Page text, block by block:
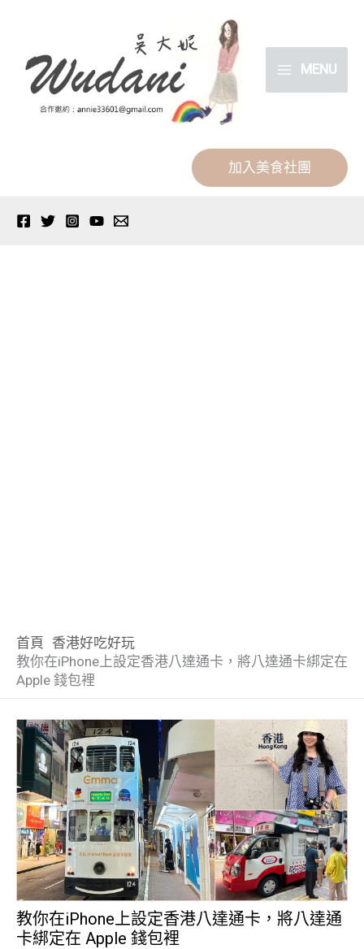
MENU
加入美食社團
首頁 香港好吃好玩
教你在iPhone上設定香港八達通卡，將八達通卡綁定在
Apple 錢包裡
教你在iPhone上設定香港八達通卡，將八達通
卡綁定在 Apple 錢包裡